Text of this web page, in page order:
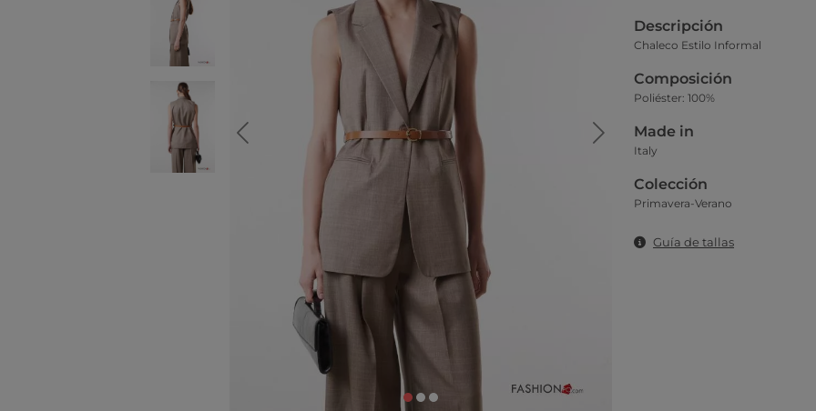
Descripción
Chaleco Estilo Informal
Composición
Poliéster: 100%
Made in
Italy
Colección
Primavera-Verano
Guía de tallas